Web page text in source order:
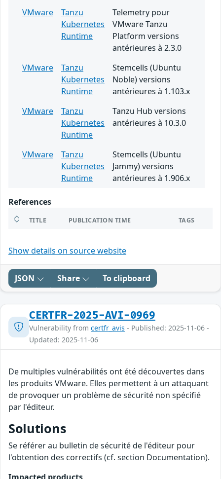
VMware
Tanzu
Kubernetes
Runtime
Telemetry pour
VMware Tanzu
Platform versions
antérieures à 2.3.0
VMware
Tanzu
Kubernetes
Runtime
Stemcells (Ubuntu
Noble) versions
antérieures à 1.103.x
VMware
Tanzu
Kubernetes
Runtime
Tanzu Hub versions
antérieures à 10.3.0
VMware
Tanzu
Kubernetes
Runtime
Stemcells (Ubuntu
Jammy) versions
antérieures à 1.906.x
References
TITLE PUBLICATION TIME TAGS
Show details on source website
JSON Share To clipboard
CERTFR-2025-AVI-0969
Vulnerability from certfr_avis - Published: 2025-11-06 -
Updated: 2025-11-06
De multiples vulnérabilités ont été découvertes dans
les produits VMware. Elles permettent à un attaquant
de provoquer un problème de sécurité non spécifié
par l'éditeur.
Solutions
Se référer au bulletin de sécurité de l'éditeur pour
l'obtention des correctifs (cf. section Documentation).